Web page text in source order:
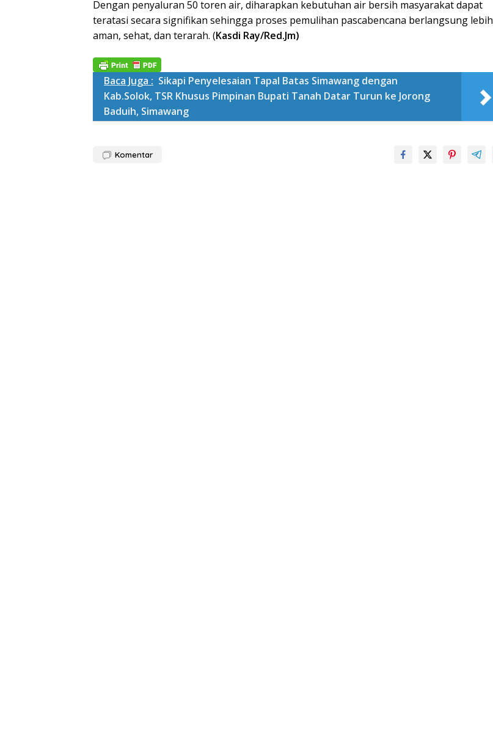
Dengan penyaluran 50 toren air, diharapkan kebutuhan air bersih masyarakat dapat
teratasi secara signifikan sehingga proses pemulihan pascabencana berlangsung lebih
aman, sehat, dan terarah. (Kasdi Ray/Red.Jm)
Baca Juga : Sikapi Penyelesaian Tapal Batas Simawang dengan
Kab.Solok, TSR Khusus Pimpinan Bupati Tanah Datar Turun ke Jorong
Baduih, Simawang
Komentar